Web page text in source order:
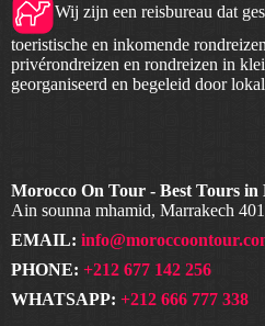
Wij zijn een reisbureau dat
toeristische en inkomende
privérondreizen en rondreizen in
georganiseerd en begeleid door
Morocco On Tour - Best Tours in
Ain sounna mhamid, Marrakech
EMAIL:
PHONE: +212 677 142 256
WHATSAPP: +212 666 777 338